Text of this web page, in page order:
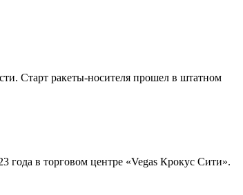
Старт ракеты-носителя прошел в штатном
года в торговом центре «Vegas Крокус Сити».